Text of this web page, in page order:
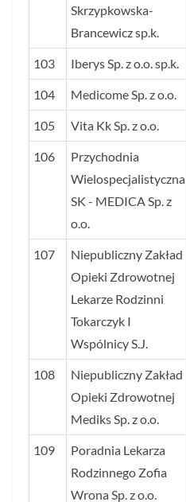
Skrzypkowska-
Brancewicz sp.k.
103 Iberys Sp. z o.o. sp.k.
104 Medicome Sp. z o.o.
105 Vita Kk Sp. z o.o.
106
Przychodnia
Wielospecjalistyczna
SK - MEDICA Sp. z
o.o.
107
Niepubliczny Zakład
Opieki Zdrowotnej
Lekarze Rodzinni
Tokarczyk I
Wspólnicy S.J.
108
Niepubliczny Zakład
Opieki Zdrowotnej
Mediks Sp. z o.o.
109
Poradnia Lekarza
Rodzinnego Zofia
Wrona Sp. z o.o.